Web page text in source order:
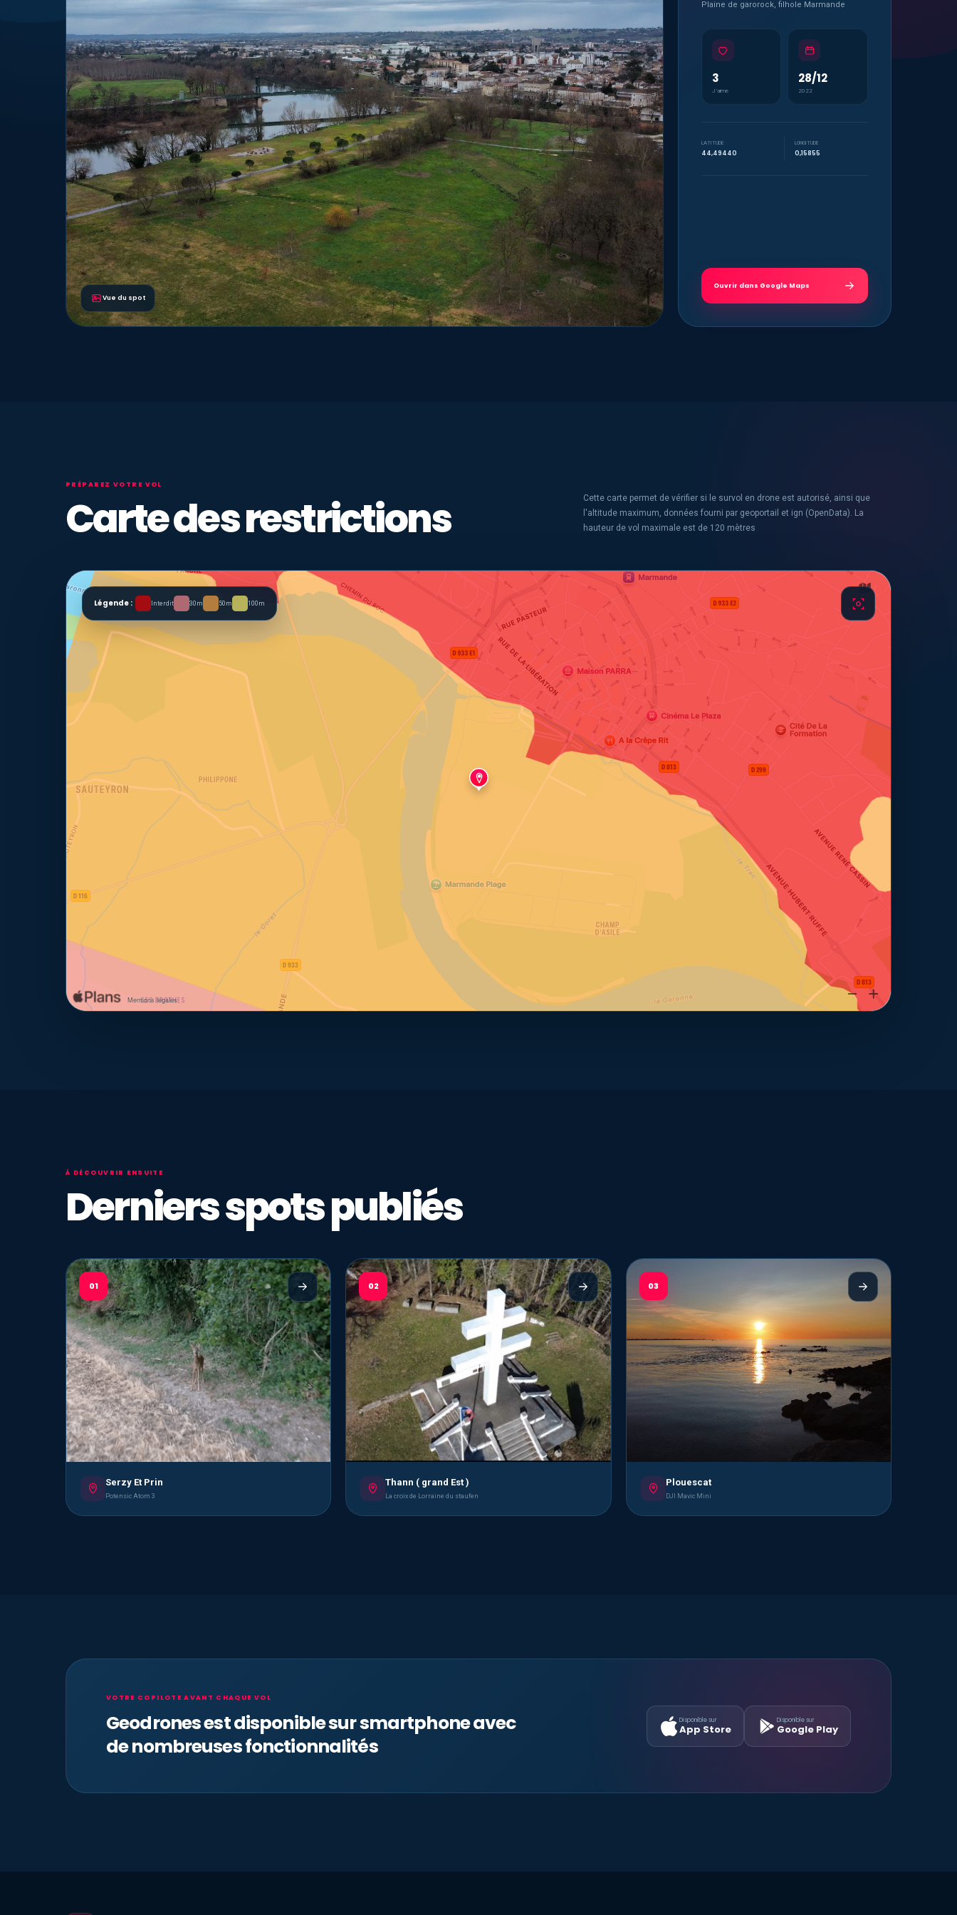
Vue du spot
Plaine de garorock, filhole Marmande
3
J’aime
28/12
2022
LATITUDE
44,49440
LONGITUDE
0,15855
Ouvrir dans Google Maps
PRÉPAREZ VOTRE VOL
Carte des restrictions
Cette carte permet de vérifier si le survol en drone est autorisé, ainsi que
l'altitude maximum, données fourni par geoportail et ign (OpenData). La
hauteur de vol maximale est de 120 mètres
Légende : Interdit 30m 50m 100m
À DÉCOUVRIR ENSUITE
Derniers spots publiés
01
Serzy Et Prin
Potensic Atom 3
02
Thann ( grand Est )
La croix de Lorraine du staufen
03
Plouescat
DJI Mavic Mini
VOTRE COPILOTE AVANT CHAQUE VOL
Geodrones est disponible sur smartphone avec
de nombreuses fonctionnalités
Disponible sur
App Store
Disponible sur
Google Play